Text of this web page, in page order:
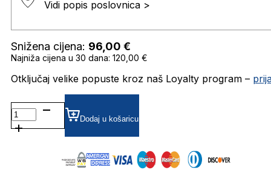
Vidi popis poslovnica >
Snižena cijena: 96,00 €
Najniža cijena u 30 dana: 120,00 €
Otključaj velike popuste kroz naš Loyalty program –
VISELENA01
SUNČANE
NAOČALE
Dodaj u košaricu